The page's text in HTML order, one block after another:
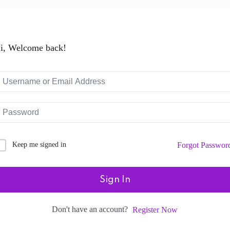
Welcome back!
Keep me signed in Forgot
Sign In
Don't have an account? Register Now